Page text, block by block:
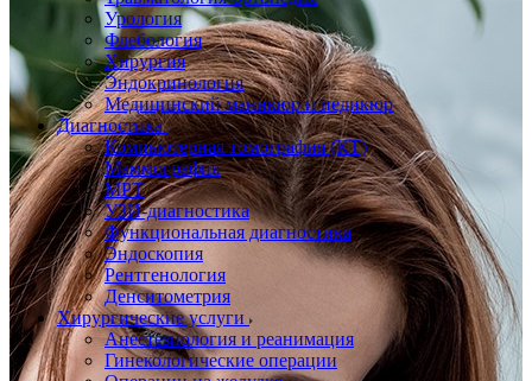
Урология
Флебология
Хирургия
Эндокринология
Медицинский маникюр и педикюр
Диагностика
Компьютерная томография (КТ)
Маммография
МРТ
УЗИ-диагностика
Функциональная диагностика
Эндоскопия
Рентгенология
Денситометрия
Хирургические услуги
Анестезиология и реанимация
Гинекологические операции